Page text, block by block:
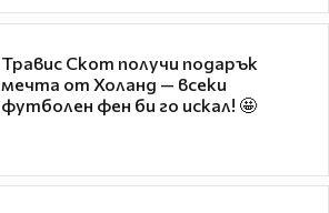
Травис Скот получи подарък
мечта от Холанд — всеки
футболен фен би го искал! 🤩